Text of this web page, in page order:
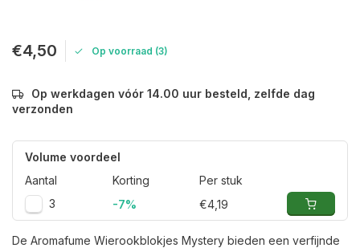
€4,50 Op voorraad (3)
Op werkdagen vóór 14.00 uur besteld, zelfde dag
verzonden
Volume voordeel
Aantal
Korting
Per stuk
3
-7% €4,19
De Aromafume Wierookblokjes Mystery bieden een verfijnde